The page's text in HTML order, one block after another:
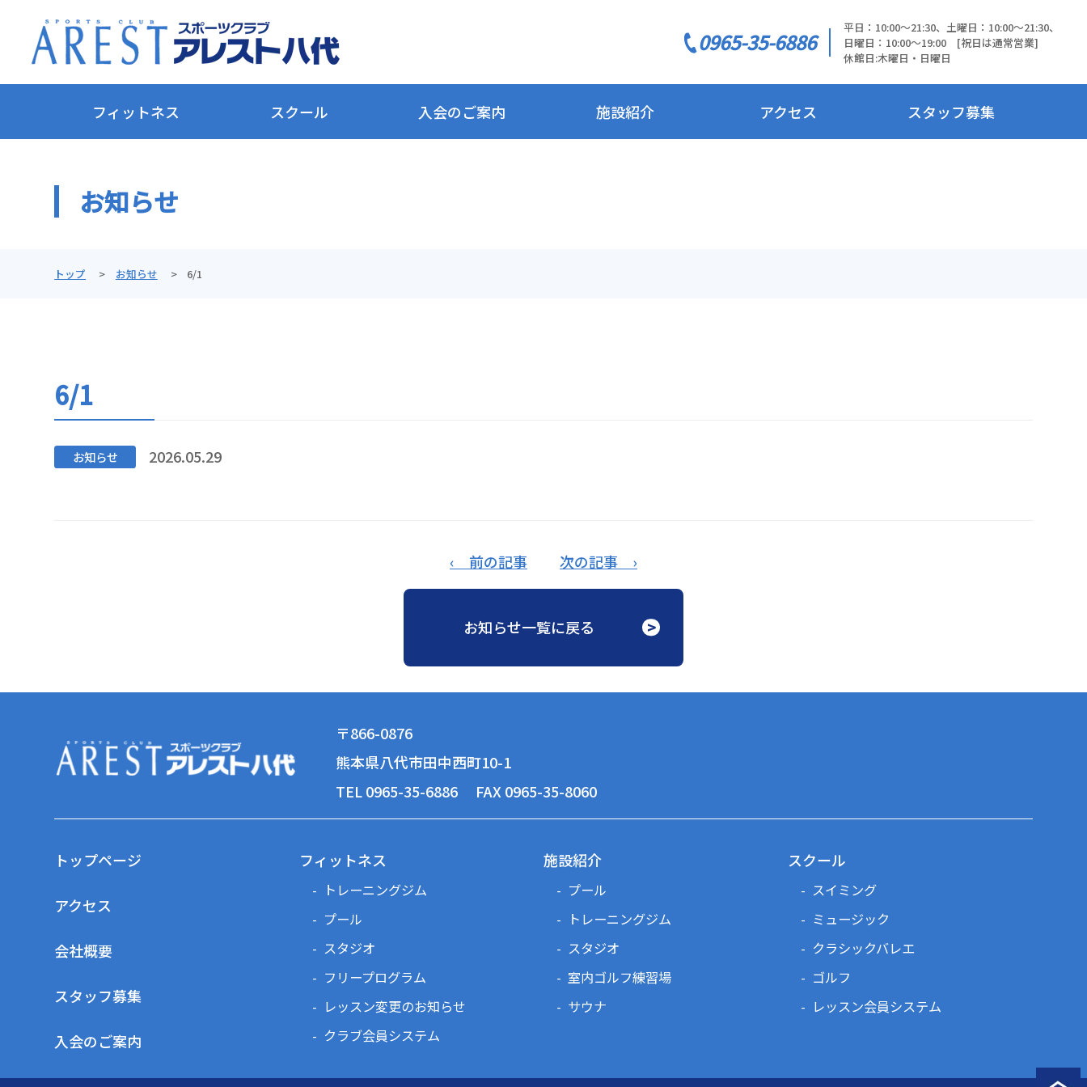
0965-35-6886
平日：10:00～21:30、土曜日：10:00～21:30、
日曜日：10:00～19:00 [祝日は通常営業]
休館日:木曜日・日曜日
フィットネス スクール 入会のご案内 施設紹介 アクセス スタッフ募集
お知らせ
トップ お知らせ 6/1
6/1
お知らせ 2026.05.29
‹ 前の記事 次の記事 ›
お知らせ一覧に戻る
〒866-0876
熊本県八代市田中西町10-1
TEL 0965-35-6886
FAX 0965-35-8060
トップページ フィットネス
トレーニングジム
プール
スタジオ
フリープログラム
レッスン変更のお知らせ
クラブ会員システム
スクール
スイミング
ミュージック
クラシックバレエ
ゴルフ
レッスン会員システム
施設紹介
プール
トレーニングジム
スタジオ
室内ゴルフ練習場
サウナ
アクセス
会社概要
入会のご案内
スタッフ募集